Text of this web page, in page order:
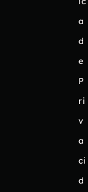
a
d
e
P
ri
v
a
ci
d